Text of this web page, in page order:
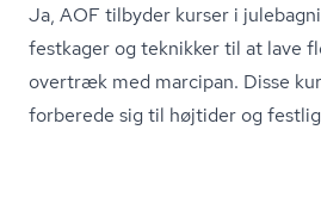
Ja, AOF tilbyder kurser i
festkager og teknikker til at lave
overtræk med marcipan. Disse
forberede sig til højtider og